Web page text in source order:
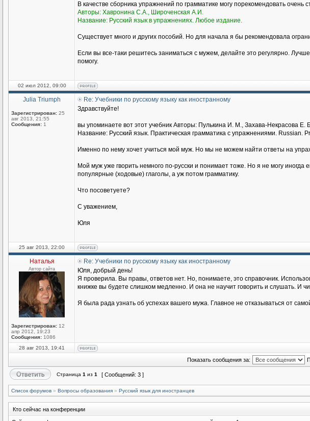
В качестве сборника упражнений по грамматике могу порекомендовать
Авторы: Хавронина С.А., Широченская А.И.
Название: Русский язык в упражнениях. Любое издание.
Существует много и других пособий. Но для начала я бы рекомендовала
Если вы все-таки решитесь заниматься с мужем, делайте это регулярно.
помогу.
02 июл 2012, 09:00
Julia Triumph
Зарегистрирован: 25
авг 2013, 21:55
Сообщения: 1
Re: Учебники по русскому языку как иностранному
Здравствуйте!
вы упоминаете вот этот учебник Авторы: Пулькина И. М., Захава-Некрасова Е.
Название: Русский язык. Практическая грамматика с упражнениями. Russian.
Именно по нему хочет учиться мой муж. Но мы не можем найти ответы на
Мой муж уже гворить немного по-русски и понимает тоже. Но я не могу
популярные (ходовые) глаголы, а уж потом грамматику.
Что посоветуете?
С уважением,
Юля
25 авг 2013, 22:00
Наталья
Автор сайта
Зарегистрирован: 12
апр 2012, 19:23
Сообщения: 1086
Re: Учебники по русскому языку как иностранному
Юля, добрый день!
Я проверила. Вы правы, ответов нет. Но, понимаете, это справочник.
книжке вы будете слишком медленно. И она не научит говорить и слушать. И
Я была рада узнать об успехах вашего мужа. Главное не отказываться от
28 авг 2013, 19:41
Показать сообщения за:
Страница 1 из 1 [ Сообщений: 3 ]
Список форумов » Вопросы образования » Русский язык для иностранцев
Кто сейчас на конференции